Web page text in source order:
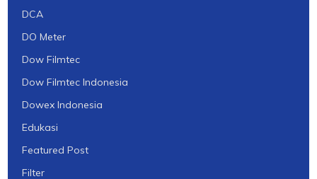
DCA
DO Meter
Dow Filmtec
Dow Filmtec Indonesia
Dowex Indonesia
Edukasi
Featured Post
Filter